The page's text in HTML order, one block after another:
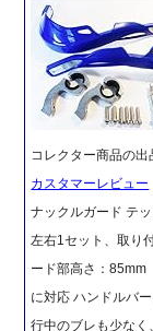
コレクター商品の出
カスタマーレビュー
ナックルガード テ
左右1セット、取り
ード部高さ：
に対応 ハンドルバ
行中のブレも少なく